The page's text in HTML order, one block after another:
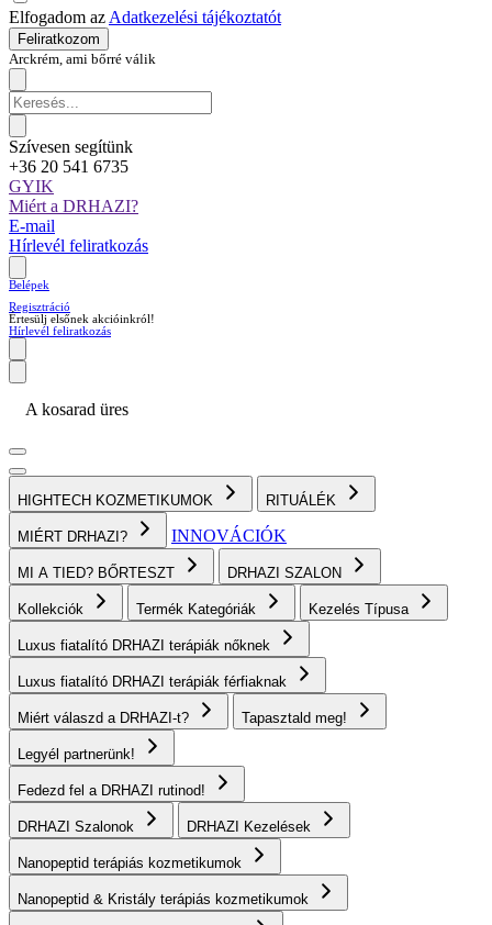
Elfogadom az Adatkezelési tájékoztatót
Feliratkozom
Arckrém, ami bőrré válik
Szívesen segítünk
+36 20 541 6735
GYIK
Miért a DRHAZI?
E-mail
Hírlevél feliratkozás
Belépek
Regisztráció
Értesülj elsőnek akcióinkról!
Hírlevél feliratkozás
A kosarad üres
HIGHTECH KOZMETIKUMOK RITUÁLÉK
MIÉRT DRHAZI? INNOVÁCIÓK
MI A TIED? BŐRTESZT DRHAZI SZALON
Kollekciók Termék Kategóriák Kezelés Típusa
Luxus fiatalító DRHAZI terápiák nőknek
Luxus fiatalító DRHAZI terápiák férfiaknak
Miért válaszd a DRHAZI-t? Tapasztald meg!
Legyél partnerünk!
Fedezd fel a DRHAZI rutinod!
DRHAZI Szalonok DRHAZI Kezelések
Nanopeptid terápiás kozmetikumok
Nanopeptid & Kristály terápiás kozmetikumok